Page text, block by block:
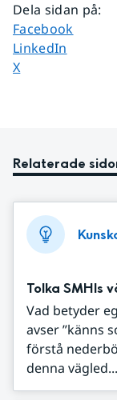
Dela sidan på:
Dela sidan på
Facebook
Dela sidan på
LinkedIn
Dela sidan på
X
Relaterade
Tolka SMHIs
Vad betyder
avser ”känns
förstå
denna vägled...